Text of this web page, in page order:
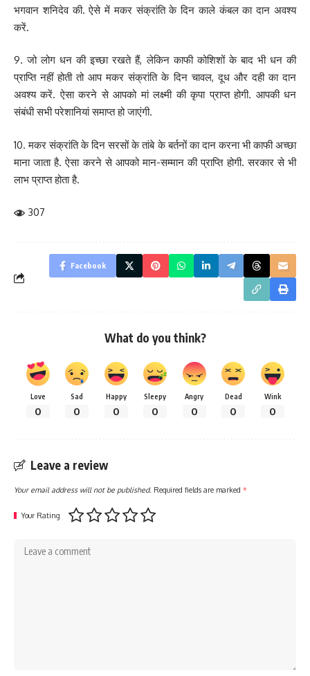
भगवान शनिदेव की. ऐसे में मकर संक्रांति के दिन काले कंबल का दान अवश्य
करें.
9. जो लोग धन की इच्छा रखते हैं, लेकिन काफी कोशिशों के बाद भी धन की
प्राप्ति नहीं होती तो आप मकर संक्रांति के दिन चावल, दूध और दही का दान
अवश्य करें. ऐसा करने से आपको मां लक्ष्मी की कृपा प्राप्त होगी. आपकी धन
संबंधी सभी परेशानियां समाप्त हो जाएंगी.
10. मकर संक्रांति के दिन सरसों के तांबे के बर्तनों का दान करना भी काफी अच्छा
माना जाता है. ऐसा करने से आपको मान-सम्मान की प्राप्ति होगी. सरकार से भी
लाभ प्राप्त होता है.
307
Facebook
What do you think?
Love
0
Sad
0
Happy
0
Sleepy
0
Angry
0
Dead
0
Wink
0
Leave a review
Your email address will not be published. Required fields are marked *
Your Rating